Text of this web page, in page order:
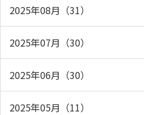
2025年08月（31）
2025年07月（30）
2025年06月（30）
2025年05月（11）